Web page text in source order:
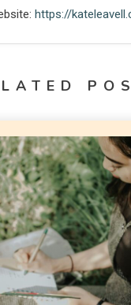
https://